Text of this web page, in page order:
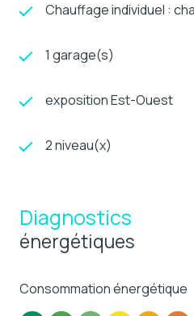
Chauffage individuel :
1 garage(s)
exposition Est-Ouest
2 niveau(x)
Diagnostics
énergétiques
Consommation énergétique